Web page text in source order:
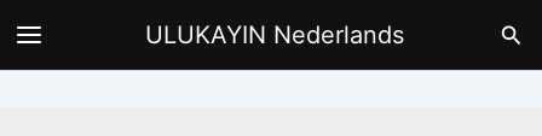
naar
ULUKAYIN Nederlands